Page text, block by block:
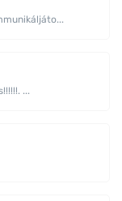
...